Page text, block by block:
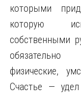
которыми
которую
собственными
обязательно
физические,
Счастье —